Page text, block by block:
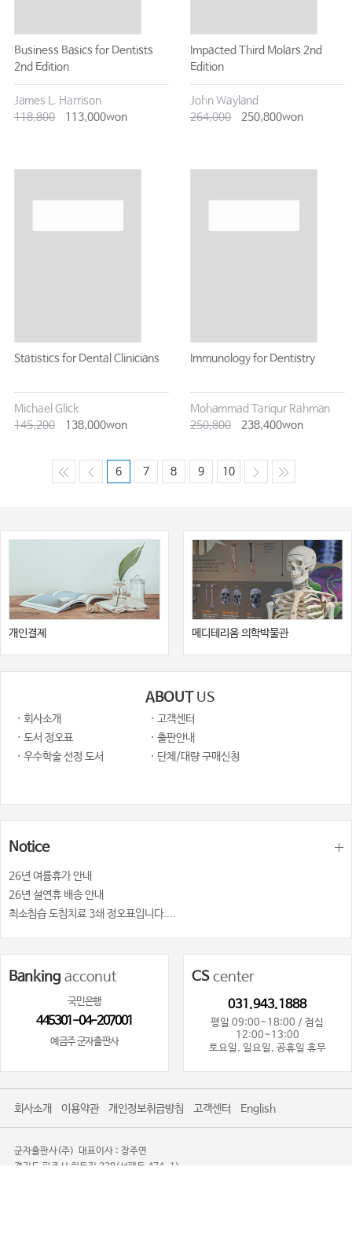
Business Basics for Dentists
2nd Edition
James L. Harrison
118,800
113,000won
Impacted Third Molars 2nd
Edition
John Wayland
264,000
250,800won
Statistics for Dental Clinicians
Michael Glick
145,200
138,000won
Immunology for Dentistry
Mohammad Tariqur Rahman
250,800
238,400won
6 7 8 9 10
개인결제 메디테리움 의학박물관
ABOUTUS
· 회사소개
· 고객센터
· 도서 정오표
· 출판안내
· 우수학술 선정 도서
· 단체/대량 구매신청
Notice
26년 여륨휴가 안내
26년 설연휴 배송 안내
최소침습 도침치료 3쇄 정오표입니다....
Banking acconut
국민은행
445301-04-207001
예금주 군자출판사
CScenter
031.943.1888
평일 09:00~18:00 / 점심
12:00~13:00
토요일, 일요일, 공휴일 휴무
회사소개 이용약관 개인정보취급방침 고객센터 English
군자출판사(주) 대표이사 : 장주연
경기도 파주시 회동길 338(서패동 474-1)